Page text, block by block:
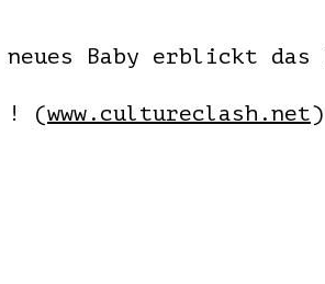
neues Baby erblickt
! (www.cultureclash.net